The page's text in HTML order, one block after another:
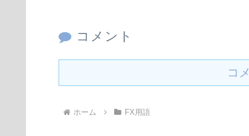
コメント
コ
ホーム FX用語